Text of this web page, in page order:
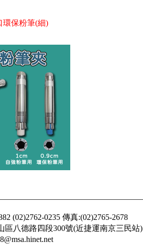
環保粉筆(細)
(02)2762-0235 傳真:(02)2765-2678
區八德路四段300號(近捷運南京三民站)